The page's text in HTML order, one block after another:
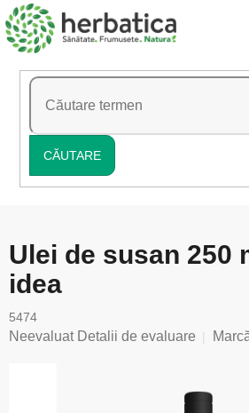
Treci
la
conținut
CĂUTARE
Ulei de susan 250
idea
5474
Evaluarea
Neevaluat Detalii de evaluare